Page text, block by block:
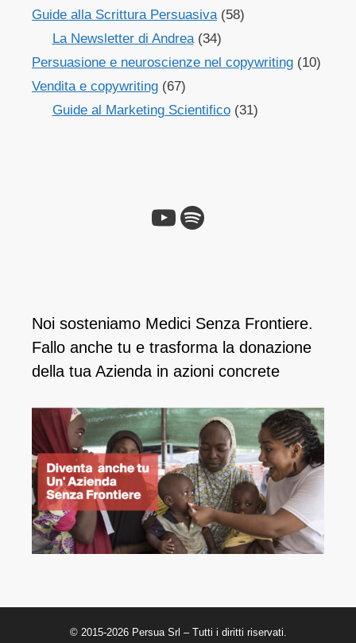
Guide alla Scrittura Persuasiva (58)
La Newsletter di Andrea(34)
Persuasione e neuroscienze nel copywriting (10)
Vendita e copywriting (67)
Guide al Marketing Scientifico(31)
YouTube
Spotify
Noi sosteniamo Medici Senza Frontiere.
Fallo anche tu e ​trasforma la donazione
della tua Azienda in azioni concrete
© 2015-2026 Persua Srl – Tutti i diritti riservati.